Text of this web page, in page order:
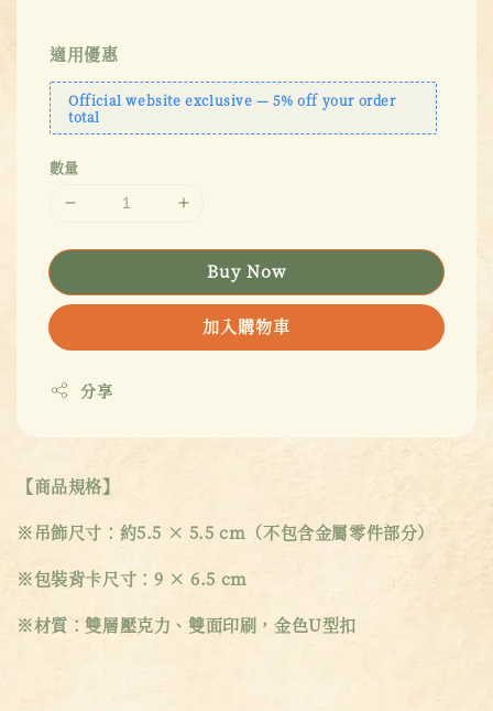
適用優惠
Official website exclusive — 5% off your order
total
數量
Buy Now
加入購物車
分享
【商品規格】
※吊飾尺寸：約5.5 × 5.5 cm（不包含金屬零件部分）
※包裝背卡尺寸：9 × 6.5 cm
※材質：雙層壓克力、雙面印刷，金色U型扣